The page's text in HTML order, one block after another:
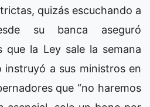
quizás escuchando a
su banca aseguró
que la Ley sale la semana
instruyó a sus ministros en
que “no haremos